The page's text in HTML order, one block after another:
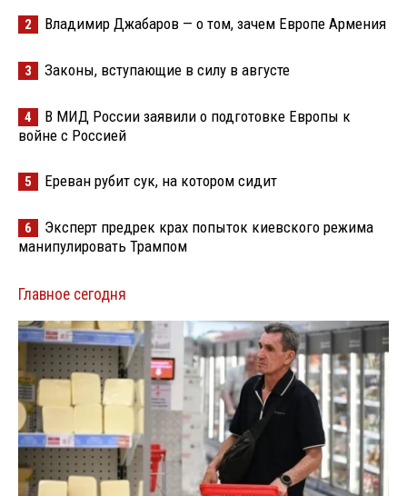
2 Владимир Джабаров — о том, зачем Европе Армения
3 Законы, вступающие в силу в августе
4
В МИД России заявили о подготовке Европы к
войне с Россией
5 Ереван рубит сук, на котором сидит
6
Эксперт предрек крах попыток киевского режима
манипулировать Трампом
Главное сегодня